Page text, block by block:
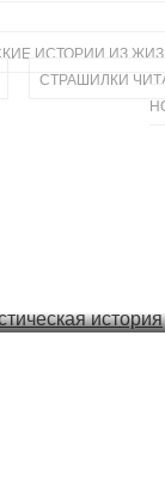
ИСТОРИИ ИЗ
СТРАШИЛКИ